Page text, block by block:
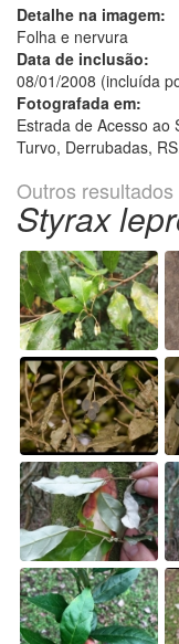
Detalhe na imagem:
Folha e nervura
Data de inclusão:
08/01/2008 (incluída
Fotografada em:
Estrada de Acesso ao
Turvo, Derrubadas,
Outros
Styrax